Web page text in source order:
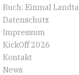
Buch: Einmal
Datenschutz
Impressum
KickOff 2026
Kontakt
News